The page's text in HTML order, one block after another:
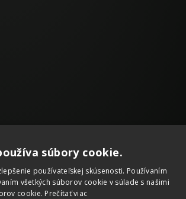
súbory cookie.
používateľskej skúsenosti. Používaním
všetkých súborov cookie v súlade s našimi
cookie. Prečítať viac